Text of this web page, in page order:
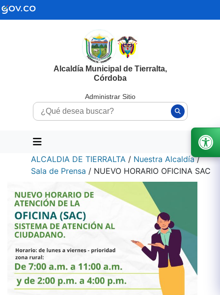
Alcaldía Municipal de Tierralta,
Córdoba
Administrar Sitio
ALCALDIA DE TIERRALTA / Nuestra Alcaldía/
Sala de Prensa / NUEVO HORARIO OFICINA SAC